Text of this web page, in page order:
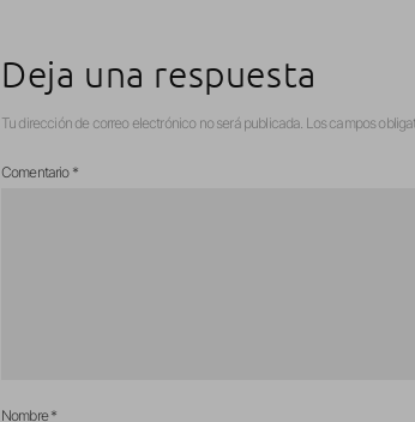
Deja una respuesta
Tu dirección de correo electrónico no será publicada. Los campos
Comentario *
Nombre*